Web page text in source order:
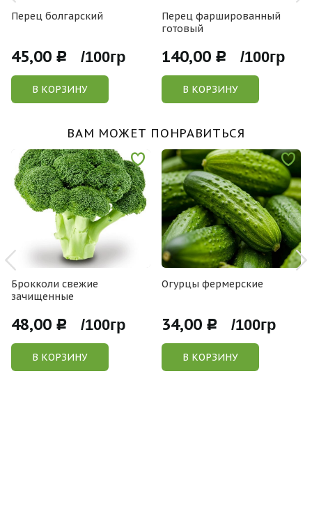
Перец болгарский
45,00 Р /100гр
В КОРЗИНУ
Перец фаршированный
готовый
140,00 Р /100гр
В КОРЗИНУ
ВАМ МОЖЕТ ПОНРАВИТЬСЯ
Брокколи свежие
зачищенные
48,00 Р /100гр
В КОРЗИНУ
Огурцы фермерские
34,00 Р /100гр
В КОРЗИНУ